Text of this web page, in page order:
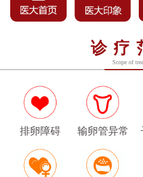
诊疗
Scope of
排卵障碍 输卵管异常